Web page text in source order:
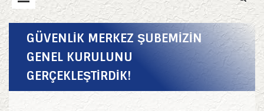
GÜVENLİK MERKEZ ŞUBEMİZİN
GENEL KURULUNU
GERÇEKLEŞTİRDİK!